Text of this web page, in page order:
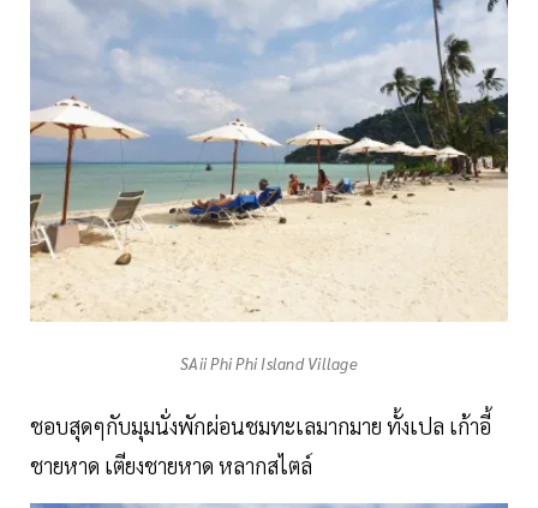
SAii Phi Phi Island Village
ชอบสุดๆกับมุมนั่งพักผ่อนชมทะเลมากมาย ทั้งเปล เก้าอี้
ชายหาด เตียงชายหาด หลากสไตล์